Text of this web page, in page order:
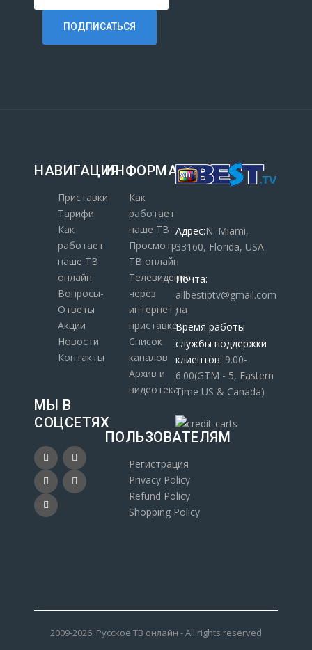
НАВИГАЦИЯ
Приставки
Тарифи
Как
работает
наше ТВ
онлайн
Вопросы-
Ответы
Акции
Новости
Контакты
МЫ В
СОЦСЕТЯХ
ИНФОРМАЦИЯ
Как
работает
наше ТВ
Просмотр
ТВ онлайн
Телевидение
через
интернет на
приставке
Список
каналов
Архив и
видеотека
ПОЛЬЗОВАТЕЛЯМ
Регистрация
Privacy Policy
Refund Policy
Shopping Policy
Адрес:N. Miami,
33160, Florida, USA
Почта:
allbestiptv@gmail.com
;
Время работы
службы поддержки
клиентов: 9.00-
6.00(GTM - 5, Eastern
Time US & Canada)
2009-2026. Русское ТВ онлайн - All rights reserved